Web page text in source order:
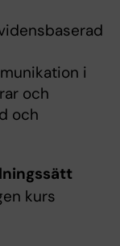
i
och
och
kurs